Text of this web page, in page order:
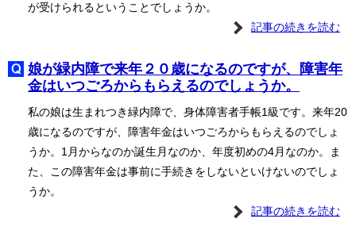
が受けられるということでしょうか。
記事の続きを読む
娘が緑内障で来年２０歳になるのですが、障害年
金はいつごろからもらえるのでしょうか。
私の娘は生まれつき緑内障で、身体障害者手帳1級です。来年20
歳になるのですが、障害年金はいつごろからもらえるのでしょ
うか。1月からなのか誕生月なのか、年度初めの4月なのか。ま
た、この障害年金は事前に手続きをしないといけないのでしょ
うか。
記事の続きを読む